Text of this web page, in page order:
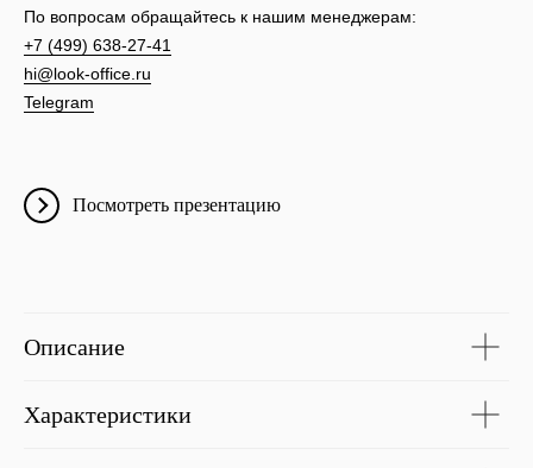
По вопросам обращайтесь к нашим менеджерам:
+7 (499) 638-27-41
hi@look-office.ru
Telegram
Посмотреть презентацию
Описание
Характеристики